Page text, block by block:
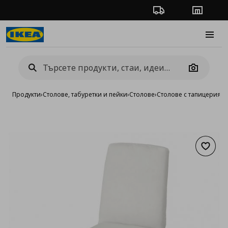
Проследяване на
Camera
Продукти›Столове, табуретки и пейки›Столове›Столове с тапицерия